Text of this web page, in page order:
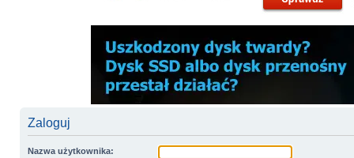
Zaloguj
Nazwa użytkownika: